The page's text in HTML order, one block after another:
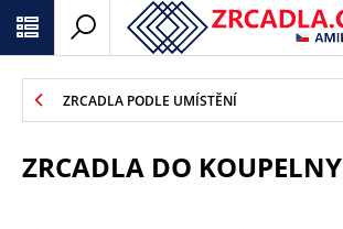
ZRCADLA PODLE UMÍSTĚNÍ
ZRCADLA DO KOUPELNY